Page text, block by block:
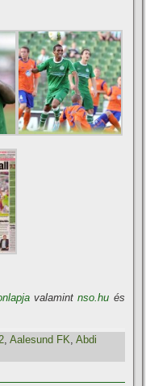
valamintnso.hu és
,Aalesund FK,Abdi